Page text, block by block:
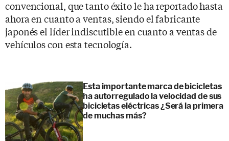
convencional, que tanto éxito le ha reportado hasta
ahora en cuanto a ventas, siendo el fabricante
japonés el líder indiscutible en cuanto a ventas de
vehículos con esta tecnología.
Esta importante marca de bicicletas
ha autorregulado la velocidad de sus
bicicletas eléctricas ¿Será la primera
de muchas más?